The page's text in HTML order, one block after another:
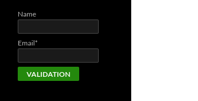
Name
Email*